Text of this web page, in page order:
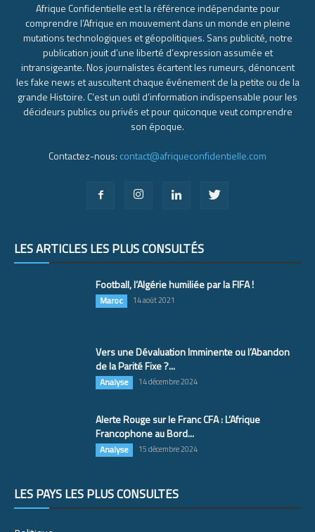
Afrique Confidentielle est la référence indépendante pour
comprendre l’Afrique en mouvement dans un monde en pleine
mutations technologiques et géopolitiques. Sans publicité, notre
publication jouit d’une liberté d’expression assumée et
intransigeante. Nos journalistes écartent les rumeurs, dénoncent
les fake news et auscultent chaque événement de la petite ou de la
grande Histoire. C’est un outil d’information indispensable pour les
décideurs publics ou privés et pour quiconque veut comprendre
son époque.
Contactez-nous: contact@afriqueconfidentielle.com
LES ARTICLES LES PLUS CONSULTÉS
Football, l’Algérie humiliée par la FIFA !
Maroc 14 août 2021
Vers une Dévaluation Imminente ou l’Abandon
de la Parité Fixe ?...
Analyse 14 décembre 2024
Alerte Rouge sur le Franc CFA : L’Afrique
Francophone au Bord...
Analyse 15 décembre 2024
LES PAYS LES PLUS CONSULTÉS